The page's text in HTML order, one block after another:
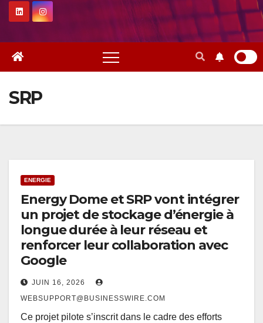
SRP
ENERGIE
Energy Dome et SRP vont intégrer
un projet de stockage d’énergie à
longue durée à leur réseau et
renforcer leur collaboration avec
Google
JUIN 16, 2026
WEBSUPPORT@BUSINESSWIRE.COM
Ce projet pilote s’inscrit dans le cadre des efforts